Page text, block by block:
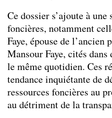
Ce dossier s’ajoute à une
foncières, notamment
Faye, épouse de l’ancien
Mansour Faye, cités
le même quotidien. Ces
tendance inquiétante de
ressources foncières au
au détriment de la